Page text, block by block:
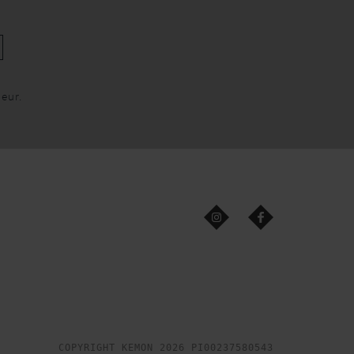
COPYRIGHT KEMON 2026 PI00237580543